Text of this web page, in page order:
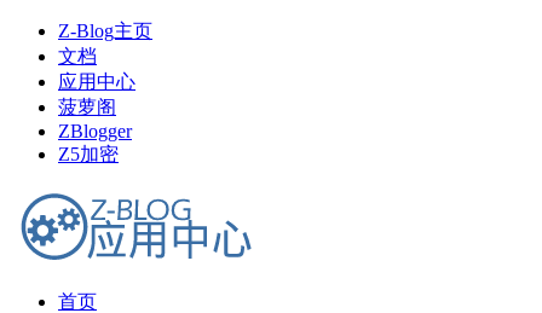
Z-Blog主页
文档
应用中心
菠萝阁
ZBlogger
Z5加密
首页